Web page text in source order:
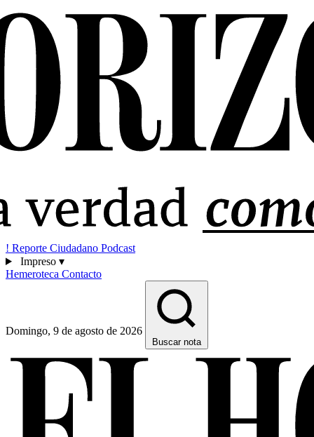
! Reporte Ciudadano Podcast
Impreso ▾
Hemeroteca Contacto
Domingo, 9 de agosto de 2026
Buscar nota